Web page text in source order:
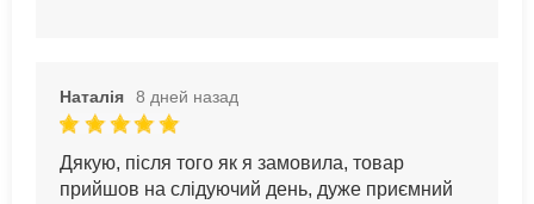
Наталія 8 дней назад
Дякую, після того як я замовила, товар
прийшов на слідуючий день, дуже приємний